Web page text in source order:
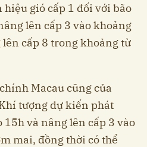
gió cấp 1 đối với bão
lên cấp 3 vào khoảng
cấp 8 trong khoảng từ
Macau cũng của
tượng dự kiến phát
15h và nâng lên cấp 3 vào
mai, đồng thời có thể